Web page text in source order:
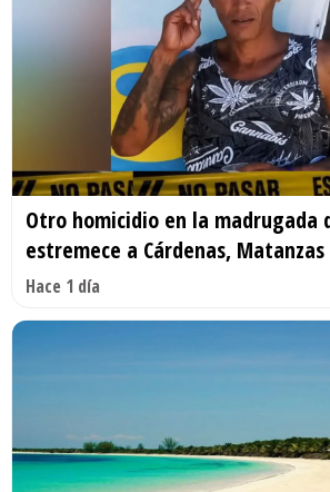
Otro homicidio en la madrugada
estremece a Cárdenas, Matanzas
Hace 1 día